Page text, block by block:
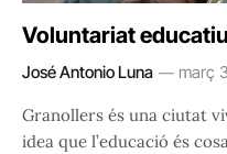
Voluntariat
José Antonio Luna març
Granollers és una ciutat
idea que l’educació és